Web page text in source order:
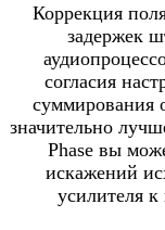
Коррекция
задержек
согласия
суммирования
значительно
Phase вы
искажений
усилителя